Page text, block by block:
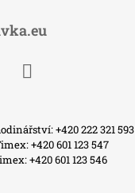
+420 222 321 593
+420 601 123 547
+420 601 123 546